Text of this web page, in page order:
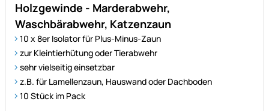
Holzgewinde - Marderabwehr,
Waschbärabwehr, Katzenzaun
10 x 8er Isolator für Plus-Minus-Zaun
zur Kleintierhütung oder Tierabwehr
sehr vielseitig einsetzbar
z.B. für Lamellenzaun, Hauswand oder Dachboden
10 Stück im Pack